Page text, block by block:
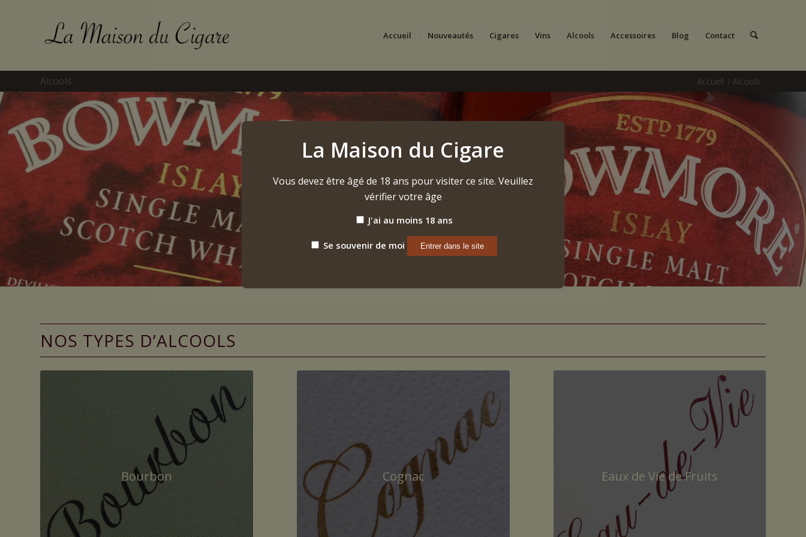
Accueil Nouveautés Cigares Vins Alcools Accessoires Blog Contact
Alcools Accueil /Alcools
NOS TYPES D’ALCOOLS
Bourbon Cognac Eaux de Vie de Fruits
La Maison du Cigare
Vous devez être âgé de 18 ans pour visiter ce site. Veuillez
vérifier votre âge
J'ai au moins 18 ans
Se souvenir de moi